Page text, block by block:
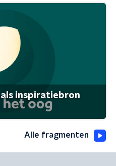
als inspiratiebron
Alle fragmenten